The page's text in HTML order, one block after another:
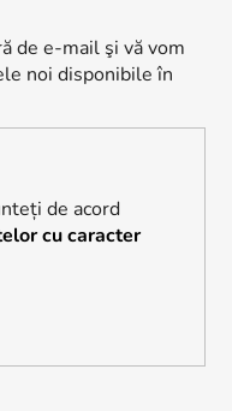
de e-mail şi vă vom
noi disponibile în
de acord
cu caracter